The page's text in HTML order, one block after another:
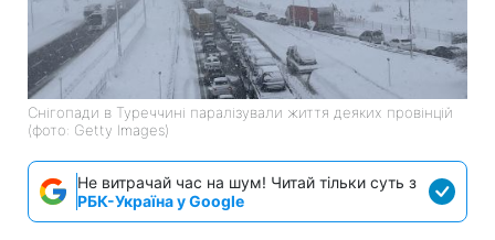
Снігопади в Туреччині паралізували життя деяких провінцій
(фото: Getty Images)
Не витрачай час на шум! Читай тільки суть з
РБК-Україна у Google